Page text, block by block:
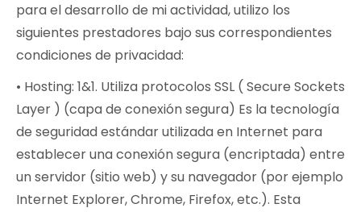
para el desarrollo de mi actividad, utilizo los
siguientes prestadores bajo sus correspondientes
condiciones de privacidad:
• Hosting: 1&1. Utiliza protocolos SSL ( Secure Sockets
Layer ) (capa de conexión segura) Es la tecnología
de seguridad estándar utilizada en Internet para
establecer una conexión segura (encriptada) entre
un servidor (sitio web) y su navegador (por ejemplo
Internet Explorer, Chrome, Firefox, etc.). Esta